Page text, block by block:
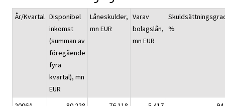
År/Kvartal Disponibel
inkomst
(summan av
föregående
fyra
kvartal), mn
EUR
Låneskulder,
mn EUR
Varav
bolagslån,
mn EUR
%